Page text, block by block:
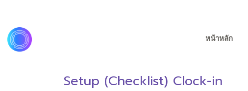
หน้าหลัก
Setup (Checklist) Clock-in